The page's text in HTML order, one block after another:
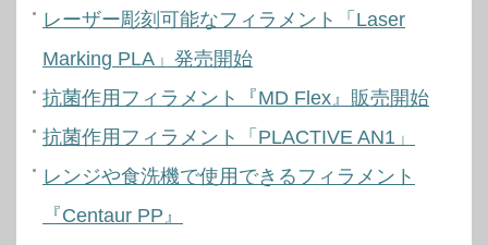
レーザー彫刻可能なフィラメント「Laser
Marking PLA」発売開始
抗菌作用フィラメント『MD Flex』販売開始
抗菌作用フィラメント「PLACTIVE AN1」
レンジや食洗機で使用できるフィラメント
『Centaur PP』